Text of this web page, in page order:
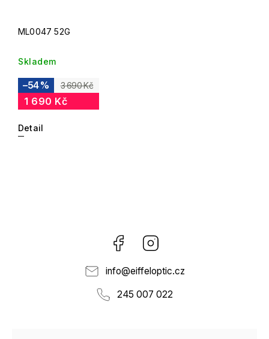
ML0047 52G
Skladem
3 690 Kč
–54 %
1 690 Kč
Detail
Facebook
info@eiffeloptic.cz
245 007 022